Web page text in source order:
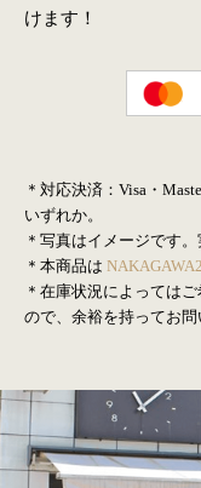
けます！
＊対応決済：Visa・
いずれか。
＊写真はイメージです
＊本商品は
＊在庫状況によっては
ので、余裕を持ってお問